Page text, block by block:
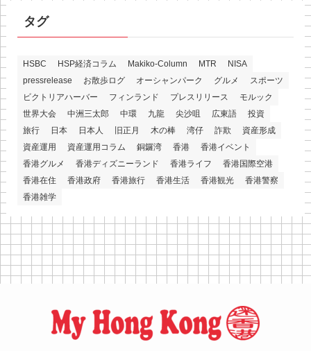
タグ
HSBC HSP経済コラム Makiko-Column MTR
NISA
pressrelease
お散歩ログ オーシャンパーク グルメ
スポーツ
ビクトリアハーバー
フィンランド プレスリリース
モルック
世界大会
中洲三太郎 中環 九龍 尖沙咀 広東語
投資
旅行
日本 日本人 旧正月 木の棒 湾仔 詐欺
資産形成
資産運用
資産運用コラム 銅鑼湾 香港
香港イベント
香港グルメ
香港ディズニーランド 香港ライフ
香港国際空港
香港在住
香港政府 香港旅行 香港生活 香港観光
香港警察
香港雑学